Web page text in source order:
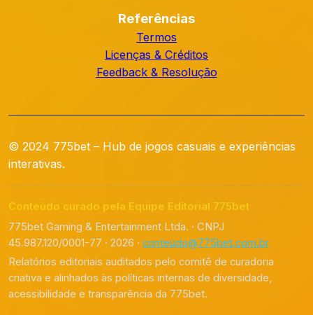
Referências
Termos
Licenças & Créditos
Feedback & Resolução
© 2024 775bet – Hub de jogos casuais e experiências
interativas.
Conteúdo curado pela Equipe Editorial 775bet
775bet Gaming & Entertainment Ltda. · CNPJ
45.987.120/0001-77 · 2026 · conteudo@775bet.com.br
Relatórios editoriais auditados pelo comitê de curadoria
criativa e alinhados às políticas internas de diversidade,
acessibilidade e transparência da 775bet.